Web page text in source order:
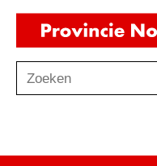
o
Zoeken